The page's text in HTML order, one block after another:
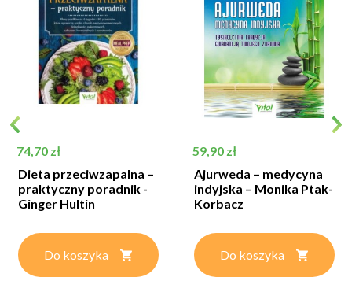
Cena
74,70 zł
Dieta przeciwzapalna –
praktyczny poradnik -
Ginger Hultin
Do koszyka
Cena
59,90 zł
Ajurweda – medycyna
indyjska – Monika Ptak-
Korbacz
Do koszyka